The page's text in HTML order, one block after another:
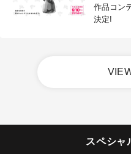
作品コン
決定!
スペシャ